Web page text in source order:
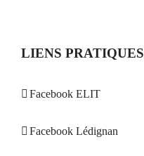
LIENS PRATIQUES
Facebook ELIT
Facebook Lédignan